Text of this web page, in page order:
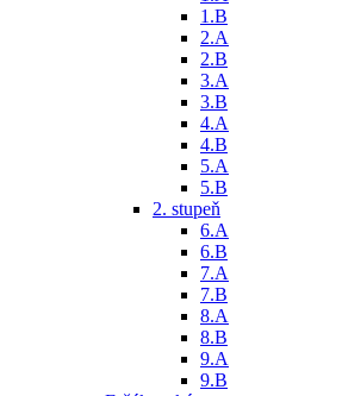
1.B
2.A
2.B
3.A
3.B
4.A
4.B
5.A
5.B
2. stupeň
6.A
6.B
7.A
7.B
8.A
8.B
9.A
9.B